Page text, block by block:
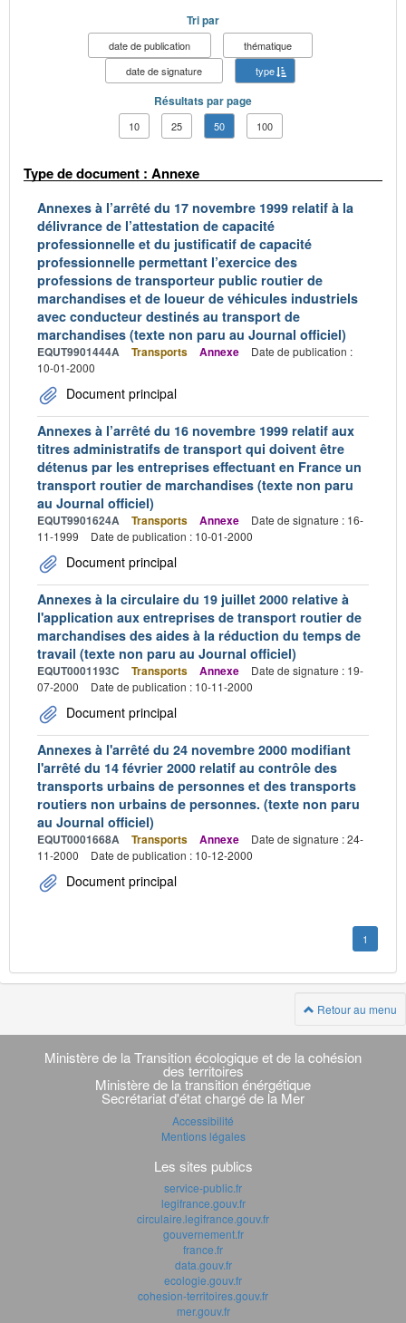
Tri par
date de publication
thématique
date de signature
type
Résultats par page
10 25 50 100
Type de document : Annexe
Annexes à l’arrêté du 17 novembre 1999 relatif à la
délivrance de l’attestation de capacité
professionnelle et du justificatif de capacité
professionnelle permettant l’exercice des
professions de transporteur public routier de
marchandises et de loueur de véhicules industriels
avec conducteur destinés au transport de
marchandises (texte non paru au Journal officiel)
EQUT9901444A Transports Annexe
Date de publication :
10-01-2000
Document principal
Annexes à l’arrêté du 16 novembre 1999 relatif aux
titres administratifs de transport qui doivent être
détenus par les entreprises effectuant en France un
transport routier de marchandises (texte non paru
au Journal officiel)
EQUT9901624A Transports Annexe
Date de signature : 16-
11-1999
Date de publication : 10-01-2000
Document principal
Annexes à la circulaire du 19 juillet 2000 relative à
l'application aux entreprises de transport routier de
marchandises des aides à la réduction du temps de
travail (texte non paru au Journal officiel)
EQUT0001193C Transports Annexe
Date de signature : 19-
07-2000
Date de publication : 10-11-2000
Document principal
Annexes à l'arrêté du 24 novembre 2000 modifiant
l'arrêté du 14 février 2000 relatif au contrôle des
transports urbains de personnes et des transports
routiers non urbains de personnes. (texte non paru
au Journal officiel)
EQUT0001668A Transports Annexe
Date de signature : 24-
11-2000
Date de publication : 10-12-2000
Document principal
1
Retour au menu
Navigation
transverse
Ministère de la Transition écologique et de la cohésion
des territoires
Ministère de la transition énérgétique
Secrétariat d'état chargé de la Mer
Accessibilité
Mentions légales
Les sites publics
service-public.fr
legifrance.gouv.fr
circulaire.legifrance.gouv.fr
gouvernement.fr
france.fr
data.gouv.fr
ecologie.gouv.fr
cohesion-territoires.gouv.fr
mer.gouv.fr